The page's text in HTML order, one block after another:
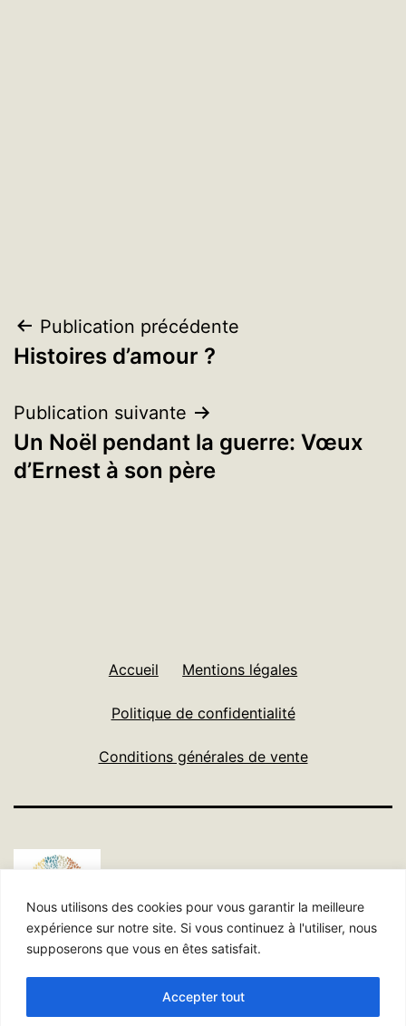
Nous utilisons des cookies pour vous garantir la meilleure
expérience sur notre site. Si vous continuez à l'utiliser, nous
supposerons que vous en êtes satisfait.
Accepter tout
Navigation
de
l’article
Publication précédente
Histoires d’amour ?
Publication suivante
Un Noël pendant la guerre: Vœux
d’Ernest à son père
Accueil Mentions légales
Politique de confidentialité
Conditions générales de vente
Politique de confidentialité
Fièrement propulsé parWordPress